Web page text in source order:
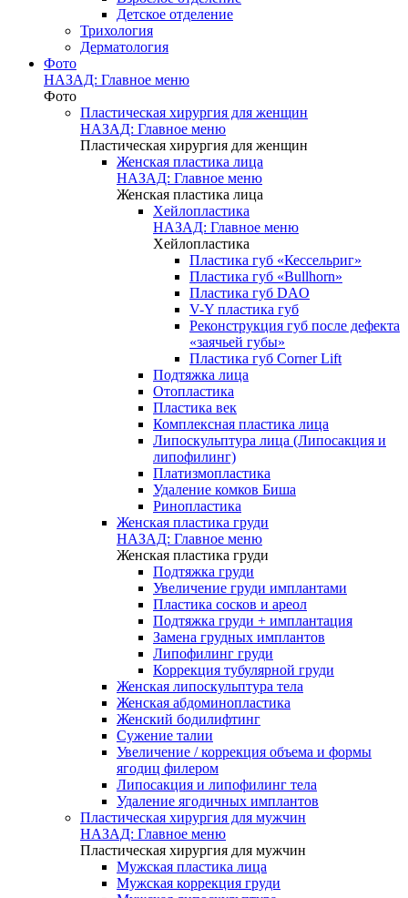
Детское отделение
Трихология
Дерматология
Фото
НАЗАД: Главное меню
Фото
Пластическая хирургия для женщин
НАЗАД: Главное меню
Пластическая хирургия для женщин
Женская пластика лица
НАЗАД: Главное меню
Женская пластика лица
Хейлопластика
НАЗАД: Главное меню
Хейлопластика
Пластика губ «Кессельриг»
Пластика губ «Bullhorn»
Пластика губ DAO
V-Y пластика губ
Реконструкция губ после дефекта
«заячьей губы»
Пластика губ Corner Lift
Подтяжка лица
Отопластика
Пластика век
Комплексная пластика лица
Липоскульптура лица (Липосакция и
липофилинг)
Платизмопластика
Удаление комков Биша
Ринопластика
Женская пластика груди
НАЗАД: Главное меню
Женская пластика груди
Подтяжка груди
Увеличение груди имплантами
Пластика сосков и ареол
Подтяжка груди + имплантация
Замена грудных имплантов
Липофилинг груди
Коррекция тубулярной груди
Женская липоскульптура тела
Женская абдоминопластика
Женский бодилифтинг
Сужение талии
Увеличение / коррекция объема и формы
ягодиц филером
Липосакция и липофилинг тела
Удаление ягодичных имплантов
Пластическая хирургия для мужчин
НАЗАД: Главное меню
Пластическая хирургия для мужчин
Мужская пластика лица
Мужская коррекция груди